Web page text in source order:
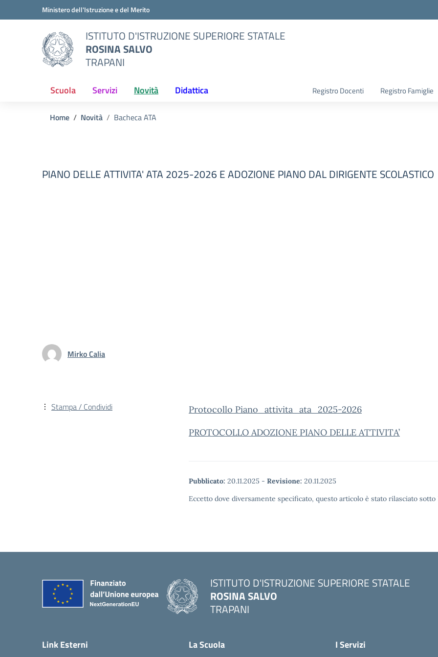
Vai ai contenuti
Vai al menu di navigazioneMinistero dell'Istruzione e del Merito
ISTITUTO D'ISTRUZIONE SUPERIORE STATALE
ROSINA SALVO
TRAPANI
Scuola Servizi Novità Didattica Registro Docenti Registro Famiglie
Home Novità Bacheca ATA
PIANO DELLE ATTIVITA' ATA 2025-2026 E ADOZIONE PIANO DAL DIRIGENTE SCOLASTICO
Mirko Calia
Protocollo Piano_attivita_ata_2025-2026
PROTOCOLLO ADOZIONE PIANO DELLE ATTIVITA’
Pubblicato: 20.11.2025 - Revisione: 20.11.2025
Eccetto dove diversamente specificato, questo articolo è stato rilasciato
Stampa / Condividi
ISTITUTO D'ISTRUZIONE SUPERIORE STATALE
ROSINA SALVO
TRAPANI
Link Esterni La Scuola I Servizi